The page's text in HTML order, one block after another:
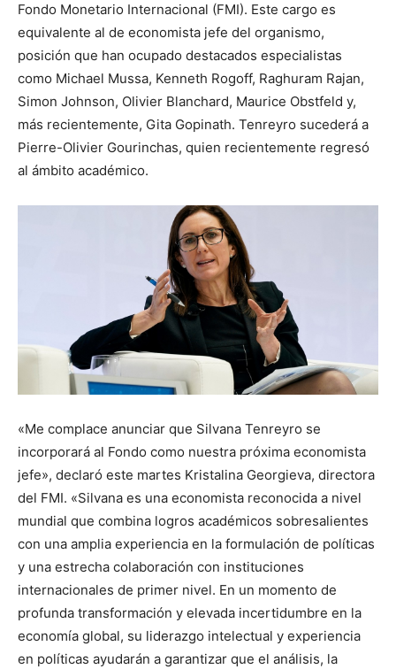
Fondo Monetario Internacional (FMI). Este cargo es
equivalente al de economista jefe del organismo,
posición que han ocupado destacados especialistas
como Michael Mussa, Kenneth Rogoff, Raghuram Rajan,
Simon Johnson, Olivier Blanchard, Maurice Obstfeld y,
más recientemente, Gita Gopinath. Tenreyro sucederá a
Pierre-Olivier Gourinchas, quien recientemente regresó
al ámbito académico.
«Me complace anunciar que Silvana Tenreyro se
incorporará al Fondo como nuestra próxima economista
jefe», declaró este martes Kristalina Georgieva, directora
del FMI. «Silvana es una economista reconocida a nivel
mundial que combina logros académicos sobresalientes
con una amplia experiencia en la formulación de políticas
y una estrecha colaboración con instituciones
internacionales de primer nivel. En un momento de
profunda transformación y elevada incertidumbre en la
economía global, su liderazgo intelectual y experiencia
en políticas ayudarán a garantizar que el análisis, la